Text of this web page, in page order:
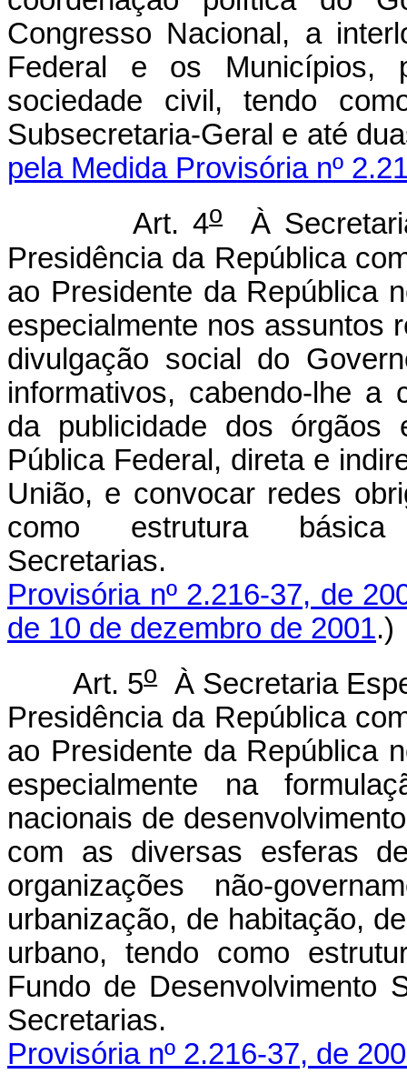
Congresso Nacional, a
Federal e os Municípios,
sociedade civil, tendo
Subsecretaria-Geral e
pela Medida Provisória nº
Art. 4o
À
Presidência da República
ao Presidente da República
especialmente nos assuntos
divulgação social do
informativos, cabendo-lhe a
da publicidade dos órgãos
Pública Federal, direta e
União, e convocar redes
como estrutura
Provisória nº 2.216-37, de
de 10 de dezembro de 2001.)
Art. 5oÀ Secretaria
Presidência da República
ao Presidente da República
especialmente na
nacionais de
com as diversas esferas
organizações não-
urbanização, de habitação,
urbano, tendo como
Fundo de Desenvolvimento
Secretarias.
Provisória nº 2.216-37, de